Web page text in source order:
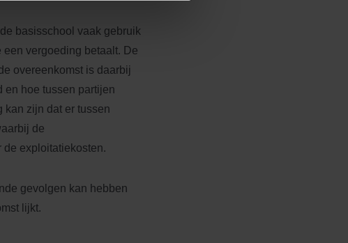
basisschool vaak gebruik
vergoeding betaalt. De
overeenkomst is daarbij
en hoe tussen partijen
zijn dat er tussen
de
de exploitatiekosten.
gevolgen kan hebben
lijkt.